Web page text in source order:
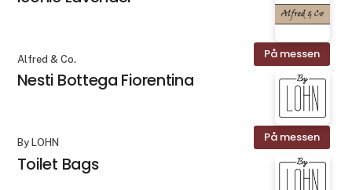
På messen
Alfred & Co.
Nesti Bottega Fiorentina
På messen
By LOHN
Toilet Bags